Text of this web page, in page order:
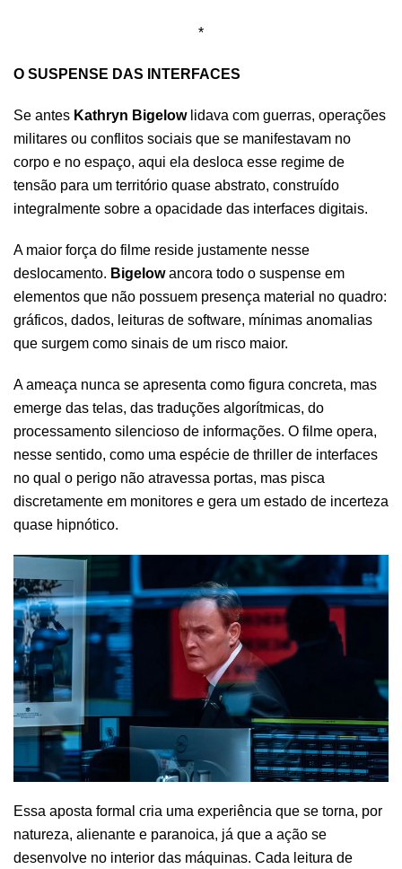
*
O SUSPENSE DAS INTERFACES
Se antes Kathryn Bigelowlidava com guerras, operações
militares ou conflitos sociais que se manifestavam no
corpo e no espaço, aqui ela desloca esse regime de
tensão para um território quase abstrato, construído
integralmente sobre a opacidade das interfaces digitais.
A maior força do filme reside justamente nesse
deslocamento. Bigelowancora todo o suspense em
elementos que não possuem presença material no quadro:
gráficos, dados, leituras de software, mínimas anomalias
que surgem como sinais de um risco maior.
A ameaça nunca se apresenta como figura concreta, mas
emerge das telas, das traduções algorítmicas, do
processamento silencioso de informações. O filme opera,
nesse sentido, como uma espécie de thriller de interfaces
no qual o perigo não atravessa portas, mas pisca
discretamente em monitores e gera um estado de incerteza
quase hipnótico.
Essa aposta formal cria uma experiência que se torna, por
natureza, alienante e paranoica, já que a ação se
desenvolve no interior das máquinas. Cada leitura de